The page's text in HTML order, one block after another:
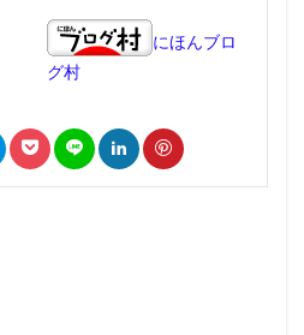
にほんブロ
グ村